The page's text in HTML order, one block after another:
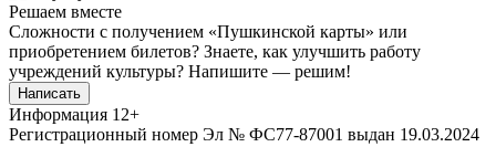
Решаем вместе
Сложности с получением «Пушкинской карты» или
приобретением билетов? Знаете, как улучшить работу
учреждений культуры? Напишите — решим!
Написать
Информация 12+
Регистрационный номер Эл № ФС77-87001 выдан 19.03.2024